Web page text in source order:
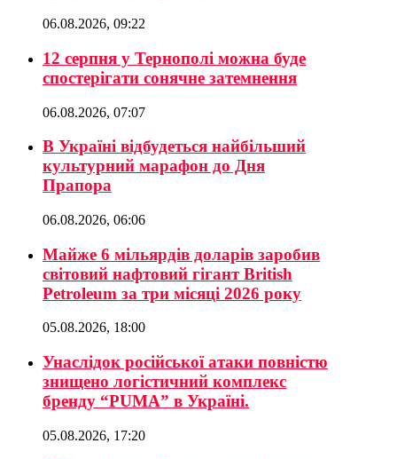
06.08.2026, 09:22
12 серпня у Тернополі можна буде
спостерігати сонячне затемнення
06.08.2026, 07:07
В Україні відбудеться найбільший
культурний марафон до Дня
Прапора
06.08.2026, 06:06
Майже 6 мільярдів доларів заробив
світовий нафтовий гігант British
Petroleum за три місяці 2026 року
05.08.2026, 18:00
Унаслідок російської атаки повністю
знищено логістичний комплекс
бренду “PUMA” в Україні.
05.08.2026, 17:20